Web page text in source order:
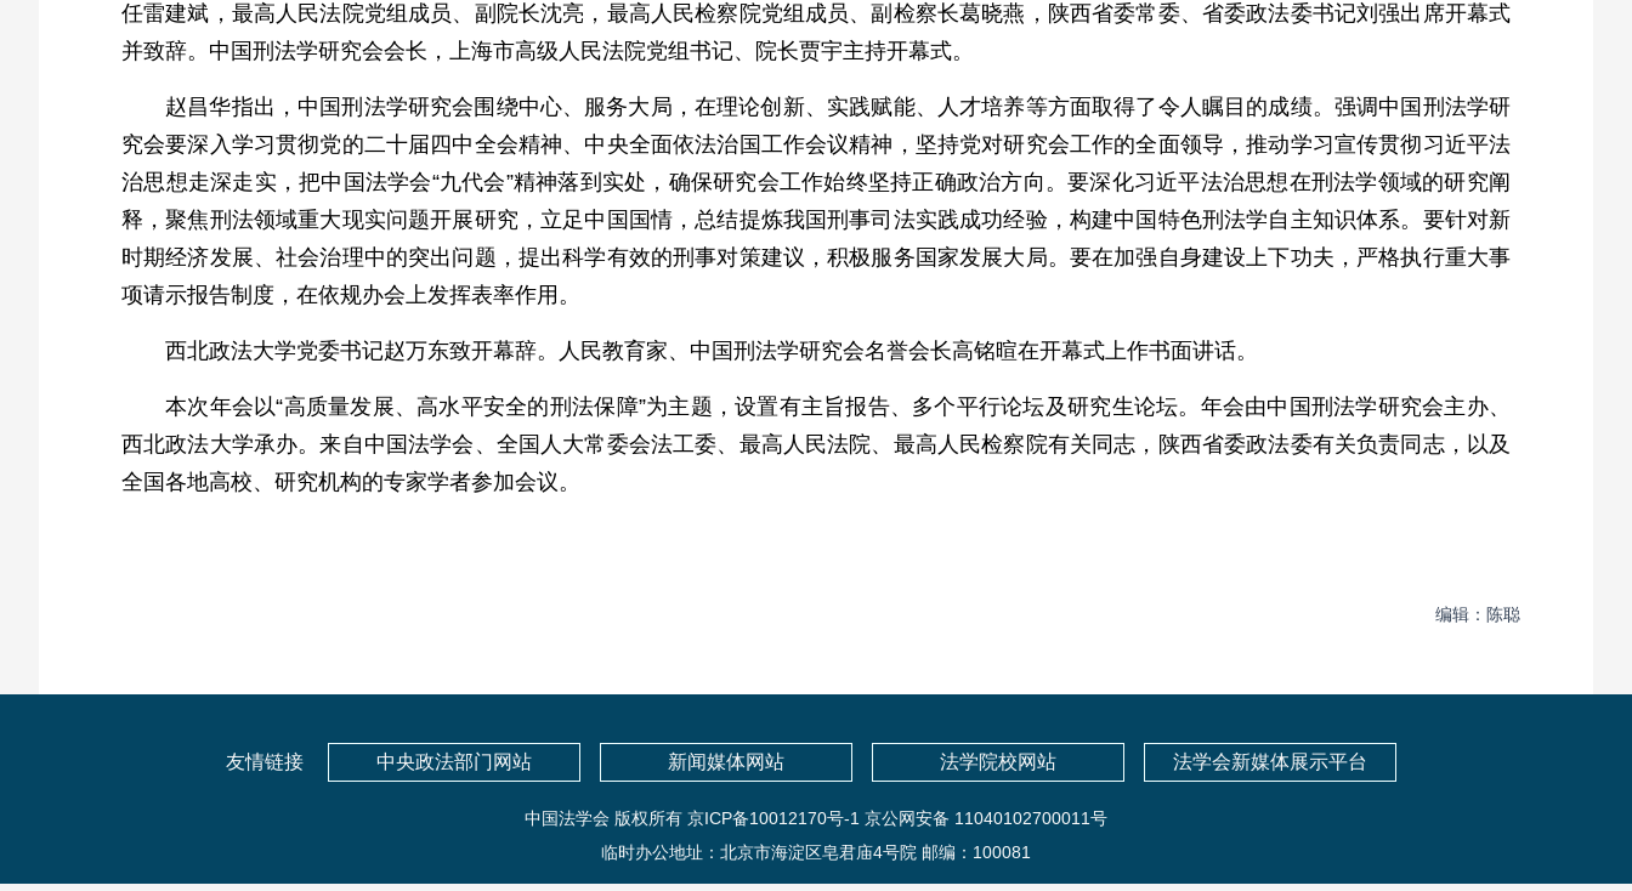
任雷建斌，最高人民法院党组成员、副院长沈亮，最高人民检察院党组成员、副检察长葛晓燕，陕西省委常委、省委政法委书记刘强出席开幕式
并致辞。中国刑法学研究会会长，上海市高级人民法院党组书记、院长贾宇主持开幕式。
赵昌华指出，中国刑法学研究会围绕中心、服务大局，在理论创新、实践赋能、人才培养等方面取得了令人瞩目的成绩。强调中国刑法学研
究会要深入学习贯彻党的二十届四中全会精神、中央全面依法治国工作会议精神，坚持党对研究会工作的全面领导，推动学习宣传贯彻习近平法
治思想走深走实，把中国法学会“九代会”精神落到实处，确保研究会工作始终坚持正确政治方向。要深化习近平法治思想在刑法学领域的研究阐
释，聚焦刑法领域重大现实问题开展研究，立足中国国情，总结提炼我国刑事司法实践成功经验，构建中国特色刑法学自主知识体系。要针对新
时期经济发展、社会治理中的突出问题，提出科学有效的刑事对策建议，积极服务国家发展大局。要在加强自身建设上下功夫，严格执行重大事
项请示报告制度，在依规办会上发挥表率作用。
西北政法大学党委书记赵万东致开幕辞。人民教育家、中国刑法学研究会名誉会长高铭暄在开幕式上作书面讲话。
本次年会以“高质量发展、高水平安全的刑法保障”为主题，设置有主旨报告、多个平行论坛及研究生论坛。年会由中国刑法学研究会主办、
西北政法大学承办。来自中国法学会、全国人大常委会法工委、最高人民法院、最高人民检察院有关同志，陕西省委政法委有关负责同志，以及
全国各地高校、研究机构的专家学者参加会议。
编辑：陈聪
友情链接 中央政法部门网站 新闻媒体网站 法学院校网站 法学会新媒体展示平台
中国法学会 版权所有 京ICP备10012170号-1 京公网安备 11040102700011号
临时办公地址：北京市海淀区皂君庙4号院 邮编：100081